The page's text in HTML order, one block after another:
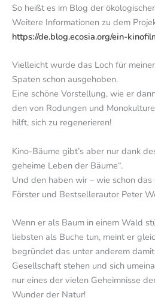
So heißt es im Blog der
Weitere Informationen zu dem
https://de.blog.ecosia.org/ein-
Vielleicht wurde das Loch für
Spaten schon ausgehoben.
Eine schöne Vorstellung, wie er
den von Rodungen und
hilft, sich zu regenerieren!
Kino-Bäume gibt’s aber nur dank
geheime Leben der Bäume“.
Und den haben wir – wie schon
Förster und Bestsellerautor Peter
Wenn er als Baum in einem Wald
liebsten als Buche tun, meint er
begründet das unter anderem
Gesellschaft stehen und sich
nur eines der vielen Geheimnisse
Wunder der Natur!